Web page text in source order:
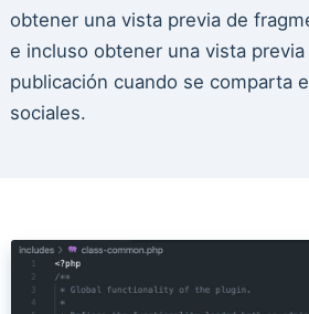
obtener una vista previa de
e incluso obtener una vista
publicación cuando se comparta
sociales.